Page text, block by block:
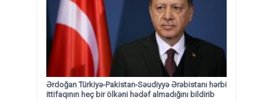
Ərdoğan Türkiyə-Pakistan-Səudiyyə Ərəbistanı hərbi
ittifaqının heç bir ölkəni hədəf almadığını bildirib